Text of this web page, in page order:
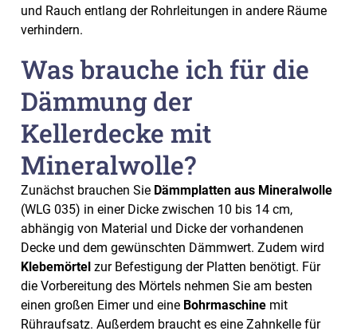
und Rauch entlang der Rohrleitungen in andere Räume
verhindern.
Was brauche ich für die
Dämmung der
Kellerdecke mit
Mineralwolle?
Zunächst brauchen Sie Dämmplatten aus Mineralwolle
(WLG 035) in einer Dicke zwischen 10 bis 14 cm,
abhängig von Material und Dicke der vorhandenen
Decke und dem gewünschten Dämmwert. Zudem wird
Klebemörtel zur Befestigung der Platten benötigt. Für
die Vorbereitung des Mörtels nehmen Sie am besten
einen großen Eimer und eine Bohrmaschine mit
Rühraufsatz. Außerdem braucht es eine Zahnkelle für